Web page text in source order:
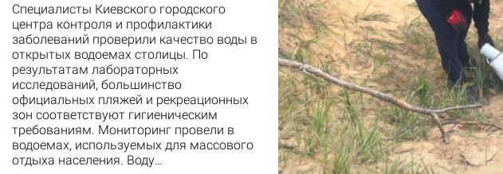
Специалисты Киевского городского
центра контроля и профилактики
заболеваний проверили качество воды в
открытых водоемах столицы. По
результатам лабораторных
исследований, большинство
официальных пляжей и рекреационных
зон соответствуют гигиеническим
требованиям. Мониторинг провели в
водоемах, используемых для массового
отдыха населения. Воду…